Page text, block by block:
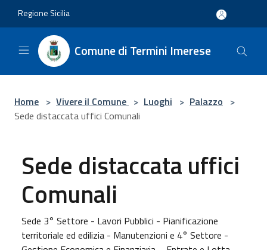
Regione Sicilia
Comune di Termini Imerese
Home > Vivere il Comune > Luoghi > Palazzo >
Sede distaccata uffici Comunali
Sede distaccata uffici
Comunali
Sede 3° Settore - Lavori Pubblici - Pianificazione
territoriale ed edilizia - Manutenzioni e 4° Settore -